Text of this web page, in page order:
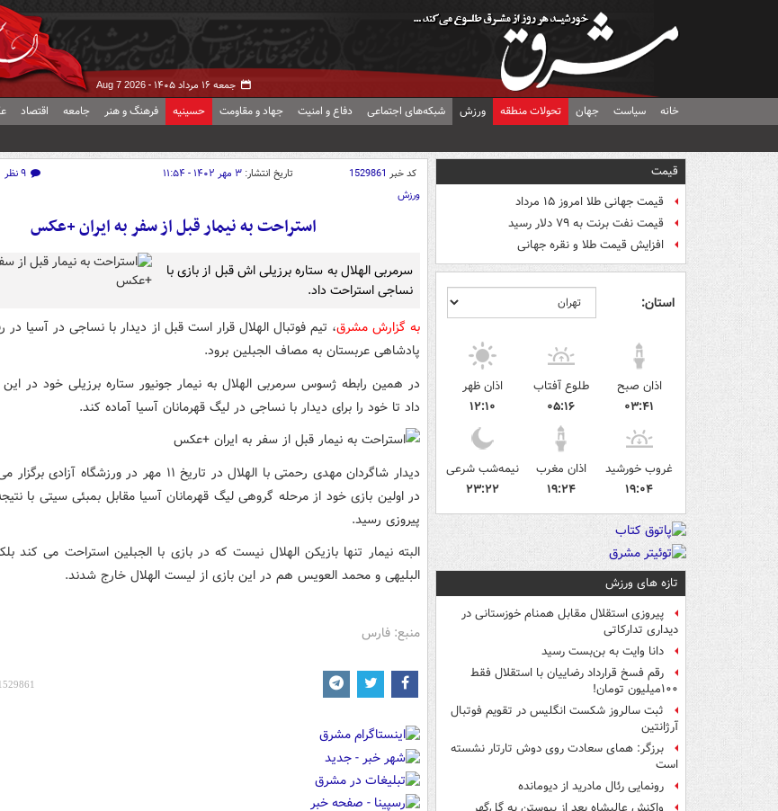
جمعه ۱۶ مرداد ۱۴۰۵ - Aug 7 2026
خانه سیاست جهان تحولات منطقه ورزش شبکه‌های اجتماعی دفاع و امنیت جهاد و مقاومت حسینیه فرهنگ و هنر جامعه اقتصاد
قیمت
قیمت جهانی طلا امروز ۱۵ مرداد
قیمت نفت برنت به ۷۹ دلار رسید
افزایش قیمت طلا و نقره جهانی
استان:
اذان صبح
۰۳:۴۱
طلوع آفتاب
۰۵:۱۶
اذان ظهر
۱۲:۱۰
غروب خورشید
۱۹:۰۴
اذان مغرب
۱۹:۲۴
نیمه‌شب شرعی
۲۳:۲۲
تازه های ورزش
پیروزی استقلال مقابل همنام خوزستانی در
دیداری تدارکاتی
دانا وایت به بن‌بست رسید
رقم فسخ قرارداد رضاییان با استقلال فقط
۱۰۰میلیون تومان!
ثبت سالروز شکست انگلیس در تقویم فوتبال
آرژانتین
برزگر: همای سعادت روی دوش تارتار نشسته
است
رونمایی رئال مادرید از دیومانده
کد خبر 1529861 تاریخ انتشار: ۳ مهر ۱۴۰۲ - ۱۱:۵۴ ۹ نظر
ورزش
استراحت به نیمار قبل از سفر به ایران +عکس
سرمربی الهلال به ستاره برزیلی اش قبل از بازی با
نساجی استراحت داد.
به گزارش مشرق، تیم فوتبال الهلال قرار است قبل از دیدار با نساجی در آسیا
پادشاهی عربستان به مصاف الجبلین برود.
در همین رابطه ژسوس سرمربی الهلال به نیمار جونیور ستاره برزیلی خود در
داد تا خود را برای دیدار با نساجی در لیگ قهرمانان آسیا آماده کند.
دیدار شاگردان مهدی رحمتی با الهلال در تاریخ ۱۱ مهر در
پیروزی رسید.
البته نیمار تنها بازیکن الهلال نیست که در بازی با الجبلین استراحت می کند
البلیهی و محمد العویس هم در این بازی از لیست الهلال خارج شدند.
منبع: فارس